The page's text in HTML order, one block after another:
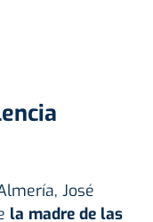
José
la madre de las